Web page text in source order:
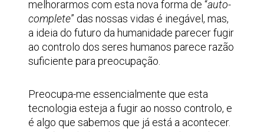
melhorarmos com esta nova forma de “auto-
complete” das nossas vidas é inegável, mas,
a ideia do futuro da humanidade parecer fugir
ao controlo dos seres humanos parece razão
suficiente para preocupação.
Preocupa-me essencialmente que esta
tecnologia esteja a fugir ao nosso controlo, e
é algo que sabemos que já está a acontecer.